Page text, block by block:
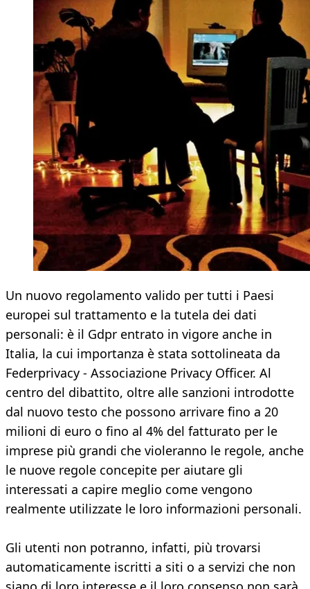
Un nuovo regolamento valido per tutti i Paesi
europei sul trattamento e la tutela dei dati
personali: è il Gdpr entrato in vigore anche in
Italia, la cui importanza è stata sottolineata da
Federprivacy - Associazione Privacy Officer. Al
centro del dibattito, oltre alle sanzioni introdotte
dal nuovo testo che possono arrivare fino a 20
milioni di euro o fino al 4% del fatturato per le
imprese più grandi che violeranno le regole, anche
le nuove regole concepite per aiutare gli
interessati a capire meglio come vengono
realmente utilizzate le loro informazioni personali.
Gli utenti non potranno, infatti, più trovarsi
automaticamente iscritti a siti o a servizi che non